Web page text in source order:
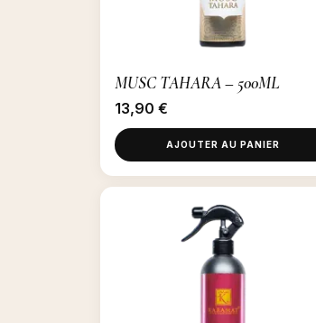
MUSC TAHARA – 500ML
13,90 €
AJOUTER AU PANIER